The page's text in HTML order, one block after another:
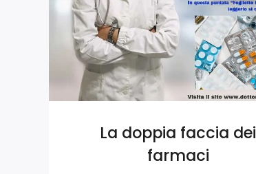
La doppia faccia dei
farmaci